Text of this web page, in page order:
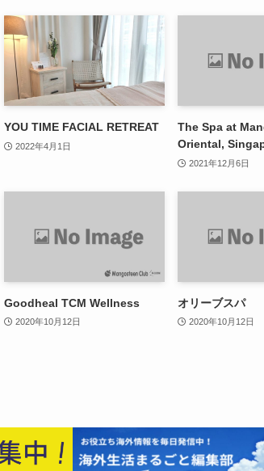
YOU TIME FACIAL RETREAT
2022年4月1日
The Spa at
Oriental,
2021年12月6日
Goodheal TCM Wellness
2020年10月12日
オリーブスパ
2020年10月12日